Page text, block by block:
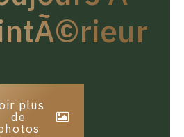
plus
de